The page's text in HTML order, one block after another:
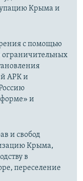
Крыма и
с помощью
АРК и
и
и свобод
Крыма,
в
переселение